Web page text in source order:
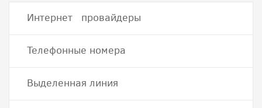
Интернет провайдеры
Телефонные номера
Выделенная линия